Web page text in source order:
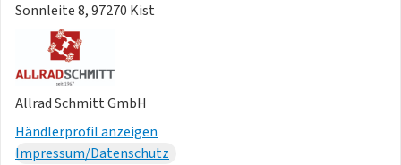
Sonnleite 8, 97270 Kist
Allrad Schmitt GmbH
Händlerprofil anzeigen
Impressum/Datenschutz